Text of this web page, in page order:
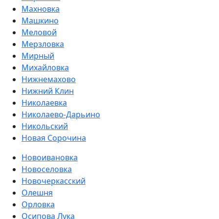
Махновка
Машкино
Меловой
Мерзловка
Мирный
Михайловка
Нижнемахово
Нижний Клин
Николаевка
Николаево-Дарьино
Никольский
Новая Сорочина
Новоивановка
Новоселовка
Новочеркасский
Олешня
Орловка
Осипова Лука